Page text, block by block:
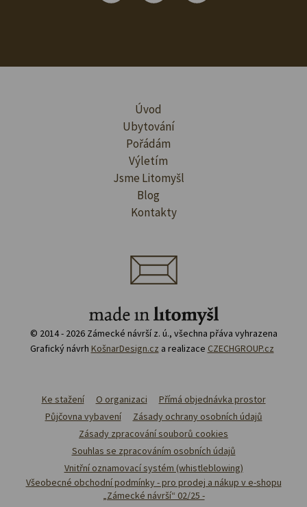
Úvod
Ubytování
Pořádám
Výletím
Jsme Litomyšl
Blog
Kontakty
© 2014 - 2026 Zámecké návrší z. ú., všechna přáva vyhrazena
Grafický návrh KošnarDesign.cz a realizace CZECHGROUP.cz
Ke stažení O organizaci
Přímá objednávka prostor
Půjčovna vybavení
Zásady ochrany osobních údajů
Zásady zpracování souborů cookies
Souhlas se zpracováním osobních údajů
Vnitřní oznamovací systém (whistleblowing)
Všeobecné obchodní podmínky - pro prodej a nákup v e-shopu
„Zámecké návrší“ 02/25 -